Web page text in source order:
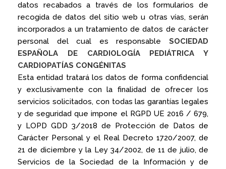
datos recabados a través de los formularios de
recogida de datos del sitio web u otras vías, serán
incorporados a un tratamiento de datos de carácter
personal del cual es responsable SOCIEDAD
ESPAÑOLA DE CARDIOLOGÍA PEDIÁTRICA Y
CARDIOPATÍAS CONGÉNITAS
Esta entidad tratará los datos de forma confidencial
y exclusivamente con la finalidad de ofrecer los
servicios solicitados, con todas las garantías legales
y de seguridad que impone el RGPD UE 2016 / 679,
y LOPD GDD 3/2018 de Protección de Datos de
Carácter Personal y el Real Decreto 1720/2007, de
21 de diciembre y la Ley 34/2002, de 11 de julio, de
Servicios de la Sociedad de la Información y de